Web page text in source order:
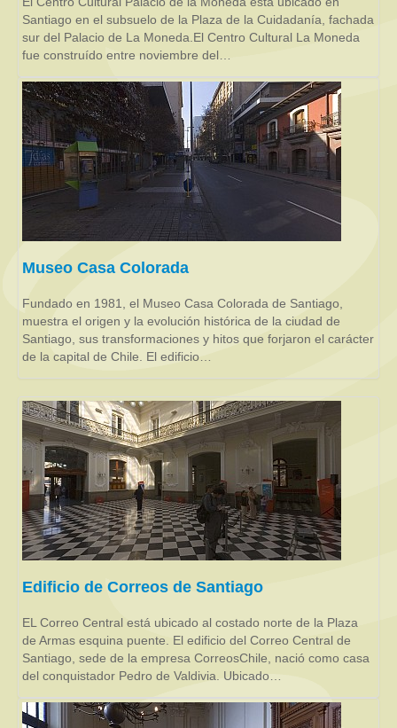
Santiago en el subsuelo de la Plaza de la Cuidadanía, fachada
sur del Palacio de La Moneda.El Centro Cultural La Moneda
fue construído entre noviembre del…
Museo Casa Colorada
Fundado en 1981, el Museo Casa Colorada de Santiago,
muestra el origen y la evolución histórica de la ciudad de
Santiago, sus transformaciones y hitos que forjaron el carácter
de la capital de Chile. El edificio…
Edificio de Correos de Santiago
EL Correo Central está ubicado al costado norte de la Plaza
de Armas esquina puente. El edificio del Correo Central de
Santiago, sede de la empresa CorreosChile, nació como casa
del conquistador Pedro de Valdivia. Ubicado…